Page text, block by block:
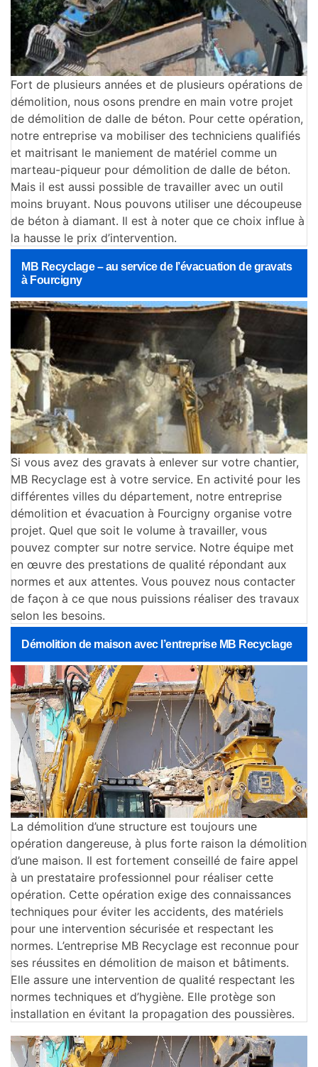
Fort de plusieurs années et de plusieurs opérations de
démolition, nous osons prendre en main votre projet
de démolition de dalle de béton. Pour cette opération,
notre entreprise va mobiliser des techniciens qualifiés
et maitrisant le maniement de matériel comme un
marteau-piqueur pour démolition de dalle de béton.
Mais il est aussi possible de travailler avec un outil
moins bruyant. Nous pouvons utiliser une découpeuse
de béton à diamant. Il est à noter que ce choix influe à
la hausse le prix d’intervention.
MB Recyclage – au service de l’évacuation de gravats
à Fourcigny
Si vous avez des gravats à enlever sur votre chantier,
MB Recyclage est à votre service. En activité pour les
différentes villes du département, notre entreprise
démolition et évacuation à Fourcigny organise votre
projet. Quel que soit le volume à travailler, vous
pouvez compter sur notre service. Notre équipe met
en œuvre des prestations de qualité répondant aux
normes et aux attentes. Vous pouvez nous contacter
de façon à ce que nous puissions réaliser des travaux
selon les besoins.
Démolition de maison avec l’entreprise MB Recyclage
La démolition d’une structure est toujours une
opération dangereuse, à plus forte raison la démolition
d’une maison. Il est fortement conseillé de faire appel
à un prestataire professionnel pour réaliser cette
opération. Cette opération exige des connaissances
techniques pour éviter les accidents, des matériels
pour une intervention sécurisée et respectant les
normes. L’entreprise MB Recyclage est reconnue pour
ses réussites en démolition de maison et bâtiments.
Elle assure une intervention de qualité respectant les
normes techniques et d’hygiène. Elle protège son
installation en évitant la propagation des poussières.